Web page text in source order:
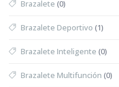
Brazalete (0)
Brazalete Deportivo (1)
Brazalete Inteligente (0)
Brazalete Multifunción (0)